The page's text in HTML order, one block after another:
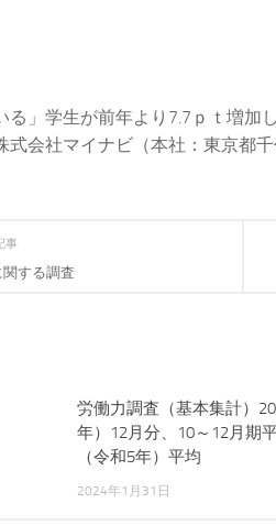
る」学生が前年より7.7ｐｔ増
会社マイナビ（本社：東京都
事
関する調査
労働力調査（基本集計）
年）12月分、10～12月期
（令和5年）平均
2024年1月31日